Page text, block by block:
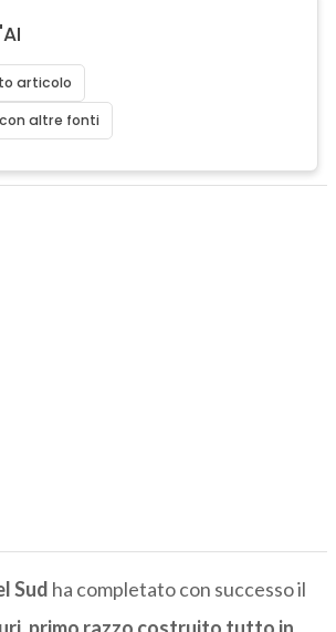
articolo
altre fonti
Sud ha completato con successo il